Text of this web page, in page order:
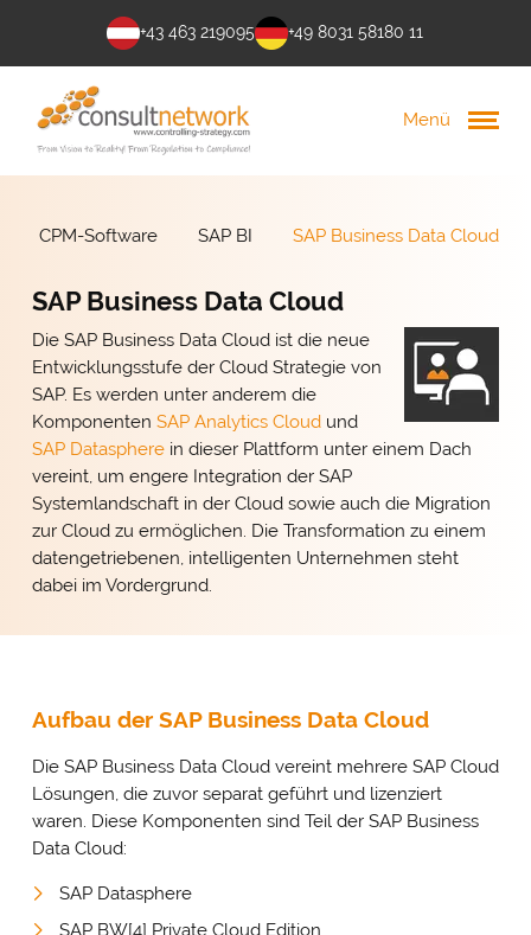
+43 463 219095 +49 8031 58180 11
Menü
CPM-Software SAP BI SAP Business Data Cloud
SAP Business Data Cloud
Die SAP Business Data Cloud ist die neue
Entwicklungsstufe der Cloud Strategie von
SAP. Es werden unter anderem die
Komponenten SAP Analytics Cloudund
SAP Dataspherein dieser Plattform unter einem Dach
vereint, um engere Integration der SAP
Systemlandschaft in der Cloud sowie auch die Migration
zur Cloud zu ermöglichen. Die Transformation zu einem
datengetriebenen, intelligenten Unternehmen steht
dabei im Vordergrund.
Aufbau der SAP Business Data Cloud
Die SAP Business Data Cloud vereint mehrere SAP Cloud
Lösungen, die zuvor separat geführt und lizenziert
waren. Diese Komponenten sind Teil der SAP Business
Data Cloud:
SAP Datasphere
SAP BW[4] Private Cloud Edition